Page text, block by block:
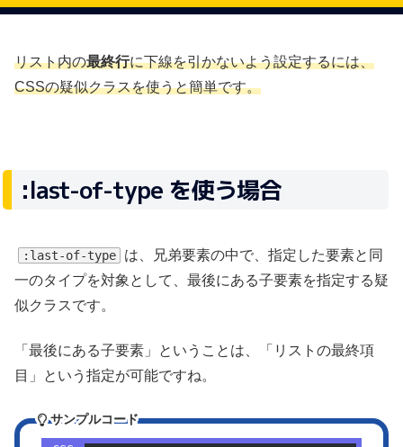
リスト内の最終行に下線を引かないよう設定するには、
CSSの疑似クラスを使うと簡単です。
:last-of-type を使う場合
:last-of-type
は、兄弟要素の中で、指定した要素と同
一のタイプを対象として、最後にある子要素を指定する疑
似クラスです。
「最後にある子要素」ということは、「リストの最終項
目」という指定が可能ですね。
サンプルコード